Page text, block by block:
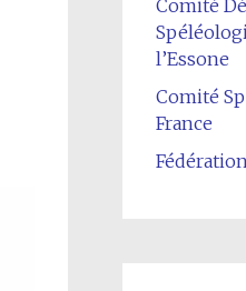
Comité
l’Essone
Comité
France